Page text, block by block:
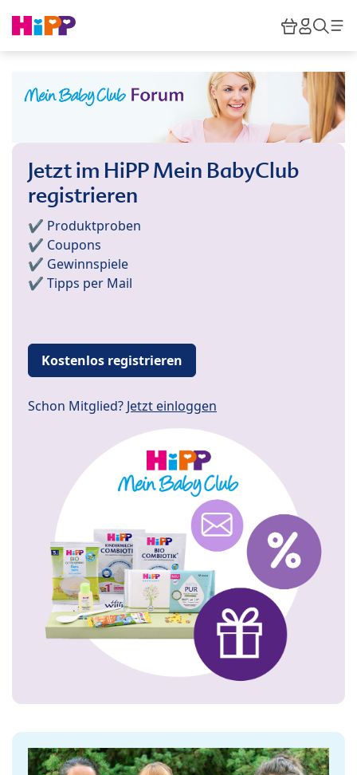
HiPP
Jetzt im HiPP Mein BabyClub
registrieren
✔️ Produktproben
✔️ Coupons
✔️ Gewinnspiele
✔️ Tipps per Mail
Kostenlos registrieren
Schon Mitglied? Jetzt einloggen